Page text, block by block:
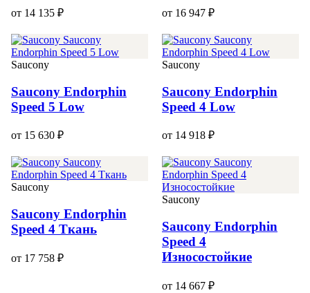
от 14 135 ₽ от 16 947 ₽
Saucony
Saucony Endorphin
Speed 5 Low
от 15 630 ₽
Saucony
Saucony Endorphin
Speed 4 Low
от 14 918 ₽
Saucony
Saucony Endorphin
Speed 4 Ткань
от 17 758 ₽
Saucony
Saucony Endorphin
Speed 4
Износостойкие
от 14 667 ₽